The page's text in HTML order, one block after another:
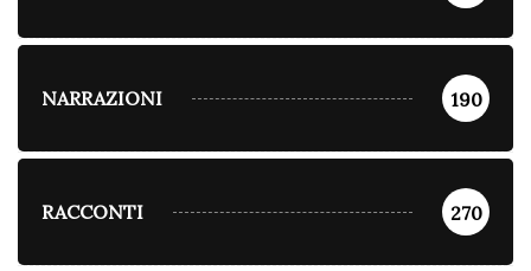
NARRAZIONI 190
RACCONTI 270